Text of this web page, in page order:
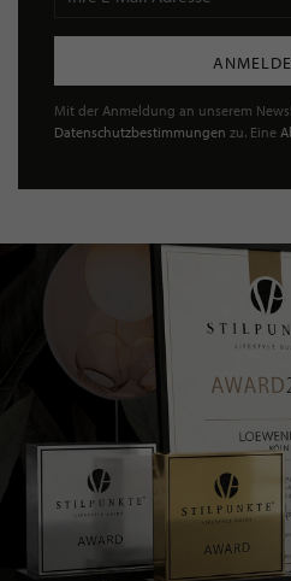
Mit der Anmeldung an unserem
Datenschutzbestimmungen zu. Eine